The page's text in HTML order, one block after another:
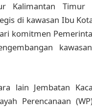
Kalimantan
di kawasan Ibu
komitmen
lain Jembatan
Perencanaan